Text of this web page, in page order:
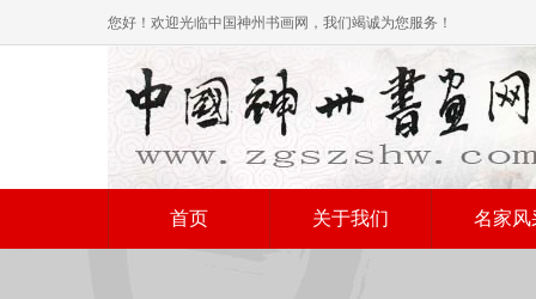
您好！欢迎光临中国神州书画网，我们竭诚为您服务！
首页 关于我们 名家风